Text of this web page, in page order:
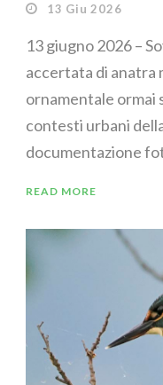
13 Giu 2026
13 giugno 2026 –
accertata di anatra
ornamentale ormai
contesti urbani
documentazione
READ MORE